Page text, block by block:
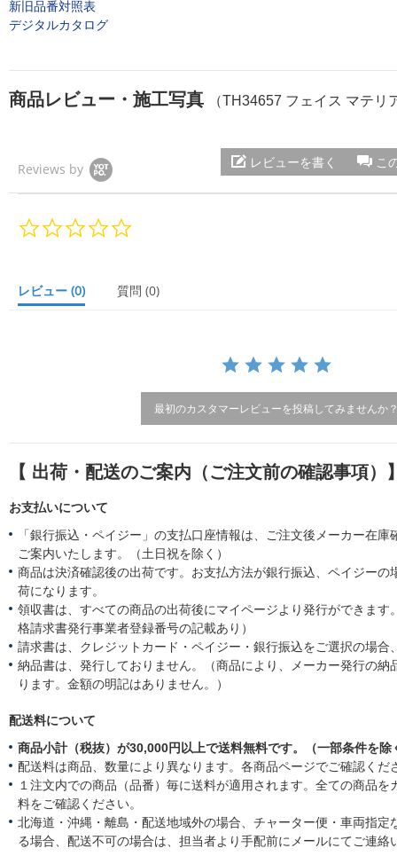
新旧品番対照表
デジタルカタログ
商品レビュー・施工写真 （TH34657 フェイス マテリ
Reviews by こ
レビューを書く
a
r
レビュー (0) 質問 (0)
最初のカスタマーレビューを投稿してみませんか
【 出荷・配送のご案内（ご注文前の確認事項）
お支払いについて
「銀行振込・ペイジー」の支払口座情報は、ご注文後メーカー在
ご案内いたします。（土日祝を除く）
商品は決済確認後の出荷です。お支払方法が銀行振込、ペイジーの
荷になります。
領収書は、すべての商品の出荷後にマイページより発行ができます
格請求書発行事業者登録番号の記載あり）
請求書は、クレジットカード・ペイジー・銀行振込をご選択の場合
納品書は、発行しておりません。（商品により、メーカー発行の納
ります。金額の明記はありません。）
配送料について
商品小計（税抜）が30,000円以上で送料無料です。（一部条件を除
配送料は商品、数量により異なります。各商品ページでご確認くだ
１注文内での商品（品番）毎に送料が適用されます。全ての商品を
料をご確認ください。
北海道・沖縄・離島・配送地域外の場合、チャーター便・車両指定
る場合、配送不可の場合は、担当者より手配前にメールにてご連絡